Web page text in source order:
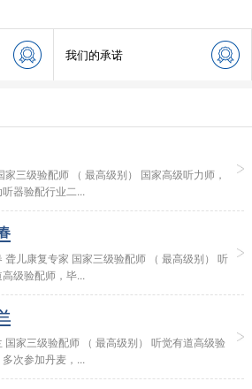
我们的承诺
家三级验配师 （ 最高级别） 国家高级听力师，
听器验配行业二...
聋儿康复专家 国家三级验配师 （ 最高级别） 听
级验配师，毕...
国家三级验配师 （ 最高级别） 听觉有道高级验
次参加丹麦，...